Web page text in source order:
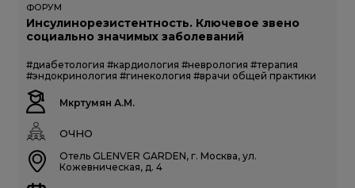
ФОРУМ
Инсулинорезистентность. Ключевое звено
социально значимых заболеваний
#диабетология #кардиология #неврология #терапия
#эндокринология #гинекология #врачи общей практики
Мкртумян А.М.
ОЧНО
Отель GLENVER GARDEN, г. Москва, ул.
Кожевническая, д. 4